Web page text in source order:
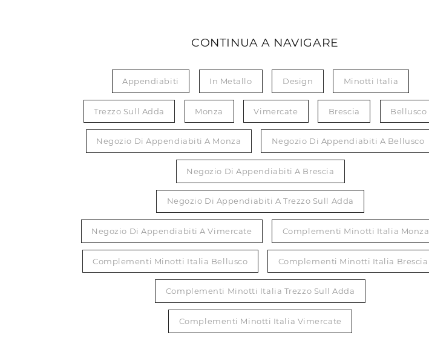
CONTINUA A NAVIGARE
Appendiabiti In Metallo Design Minotti Italia
Trezzo Sull Adda Monza Vimercate Brescia Bellusco
Negozio Di Appendiabiti A Monza Negozio Di Appendiabiti A Bellusco
Negozio Di Appendiabiti A Brescia
Negozio Di Appendiabiti A Trezzo Sull Adda
Negozio Di Appendiabiti A Vimercate Complementi Minotti Italia Monza
Complementi Minotti Italia Bellusco Complementi Minotti Italia Brescia
Complementi Minotti Italia Trezzo Sull Adda
Complementi Minotti Italia Vimercate